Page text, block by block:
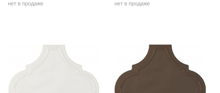
нет в продаже
нет в продаже